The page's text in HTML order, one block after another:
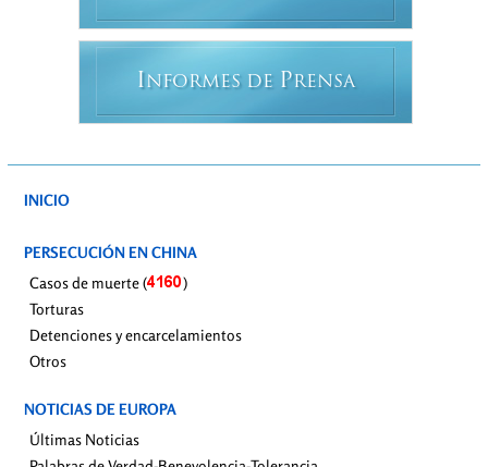
INFORMES DE PRENSA
INICIO
PERSECUCIÓN EN CHINA
Casos de muerte (
)
Torturas
Detenciones y encarcelamientos
Otros
NOTICIAS DE EUROPA
Últimas Noticias